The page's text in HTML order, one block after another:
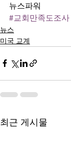
뉴스파워
#교회만족도조사
뉴스
미국 교계
최근 게시물